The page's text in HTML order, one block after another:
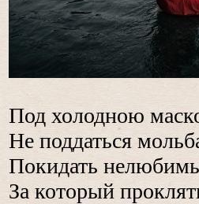
Под холодною
Не поддаться
Покидать
За который